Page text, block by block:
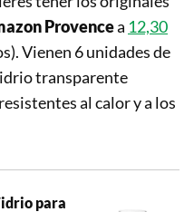
Provencea 12,30
Vienen 6 unidades de
transparente
al calor y a los
para